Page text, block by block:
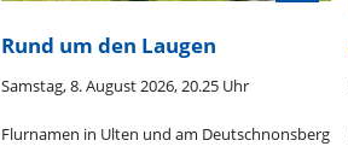
Rund um den Laugen
Samstag, 8. August 2026, 20.25 Uhr
Flurnamen in Ulten und am Deutschnonsberg